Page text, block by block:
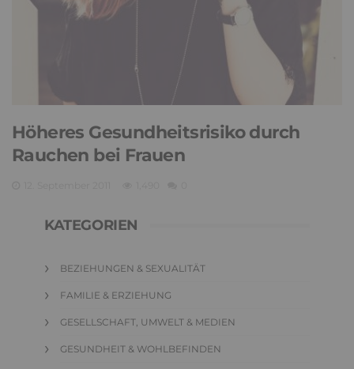
Höheres Gesundheitsrisiko durch
Rauchen bei Frauen
KATEGORIEN
BEZIEHUNGEN & SEXUALITÄT
FAMILIE & ERZIEHUNG
GESELLSCHAFT, UMWELT & MEDIEN
GESUNDHEIT & WOHLBEFINDEN